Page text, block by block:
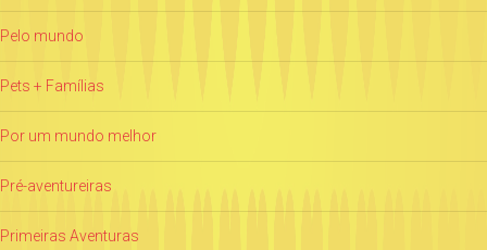
Pelo mundo
Pets + Famílias
Por um mundo melhor
Pré-aventureiras
Primeiras Aventuras